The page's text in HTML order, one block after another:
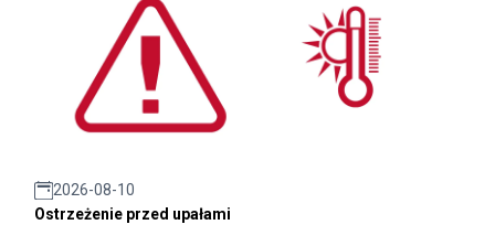
2026-08-10
Ostrzeżenie przed upałami